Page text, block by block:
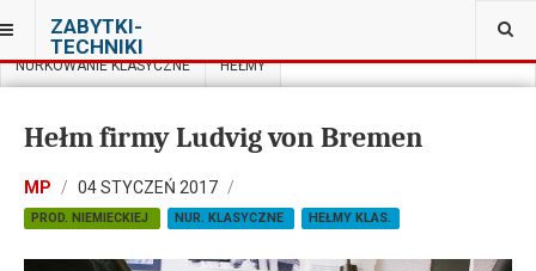
ZABYTKI-
TECHNIKI
JESTEŚ TUTAJ:
NURKOWANIE KLASYCZNE HEŁMY
Hełm firmy Ludvig von Bremen
MP 04 STYCZEŃ 2017
PROD. NIEMIECKIEJ NUR. KLASYCZNE HEŁMY KLAS.